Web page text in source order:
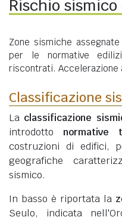
Rischio
Zone sismiche
per le normative
riscontrati. Accelerazione
Classificazione
La classificazione
introdotto normative
costruzioni di edifici,
geografiche
sismico.
In basso è riportata la
Seulo, indicata